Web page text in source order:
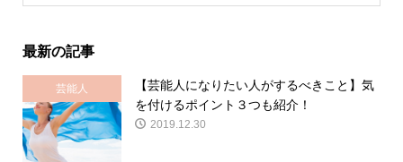
最新の記事
芸能人
【芸能人になりたい人がするべきこと】気
を付けるポイント３つも紹介！
2019.12.30